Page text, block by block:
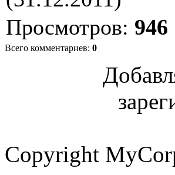
Просмотров: 946
Всего комментариев: 0
Copyright